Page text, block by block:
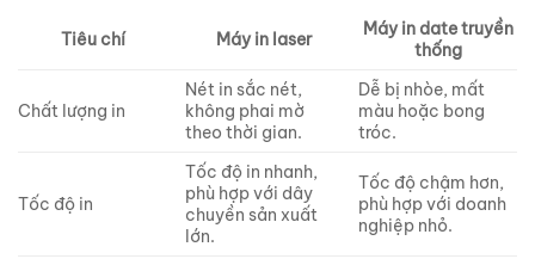
Tiêu chí Máy in laser
Máy in date truyền
thống
Chất lượng in
Nét in sắc nét,
không phai mờ
theo thời gian.
Dễ bị nhòe, mất
màu hoặc bong
tróc.
Tốc độ in
Tốc độ in nhanh,
phù hợp với dây
chuyền sản xuất
lớn.
Tốc độ chậm hơn,
phù hợp với doanh
nghiệp nhỏ.